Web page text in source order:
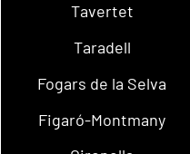
Tavertet
Taradell
Fogars de la Selva
Figaró-Montmany